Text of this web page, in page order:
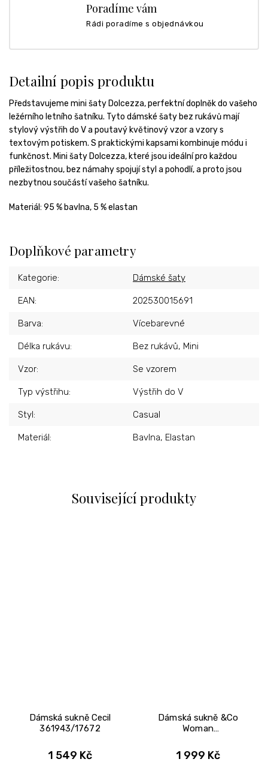
Poradíme vám
Rádi poradíme s objednávkou
Související produkty
Dámská sukně Cecil
361943/17672
1 549 Kč
Dámská sukně &Co
Woman
1 999 Kč
Detailní popis produktu
Představujeme mini šaty Dolcezza, perfektní doplněk do vašeho
ležérního letního šatníku. Tyto dámské šaty bez rukávů mají
stylový výstřih do V a poutavý květinový vzor a vzory s
textovým potiskem. S praktickými kapsami kombinuje módu i
funkčnost. Mini šaty Dolcezza, které jsou ideální pro každou
příležitostnou, bez námahy spojují styl a pohodlí, a proto jsou
nezbytnou součástí vašeho šatníku.
Materiál: 95 % bavlna, 5 % elastan
Doplňkové parametry
Kategorie: Dámské šaty
EAN: 202530015691
Barva: Vícebarevné
Délka rukávu: Bez rukávů, Mini
Vzor: Se vzorem
Typ výstřihu: Výstřih do V
Styl: Casual
Materiál: Bavlna, Elastan